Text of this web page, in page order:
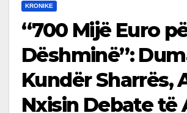
KRONIKE
“700 Mijë Euro
Dëshminë”:
Kundër Sharrës,
Nxisin Debate të